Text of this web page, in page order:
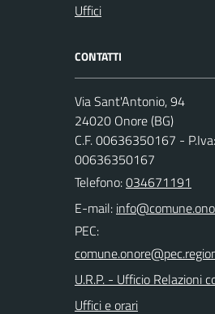
Uffici
CONTATTI
Via Sant'Antonio, 94
24020 Onore (BG)
C.F. 00636350167 - P.Iva:
00636350167
Telefono:034671191
E-mail:
PEC:
U.R.P. - Ufficio Relazioni
Uffici e orari